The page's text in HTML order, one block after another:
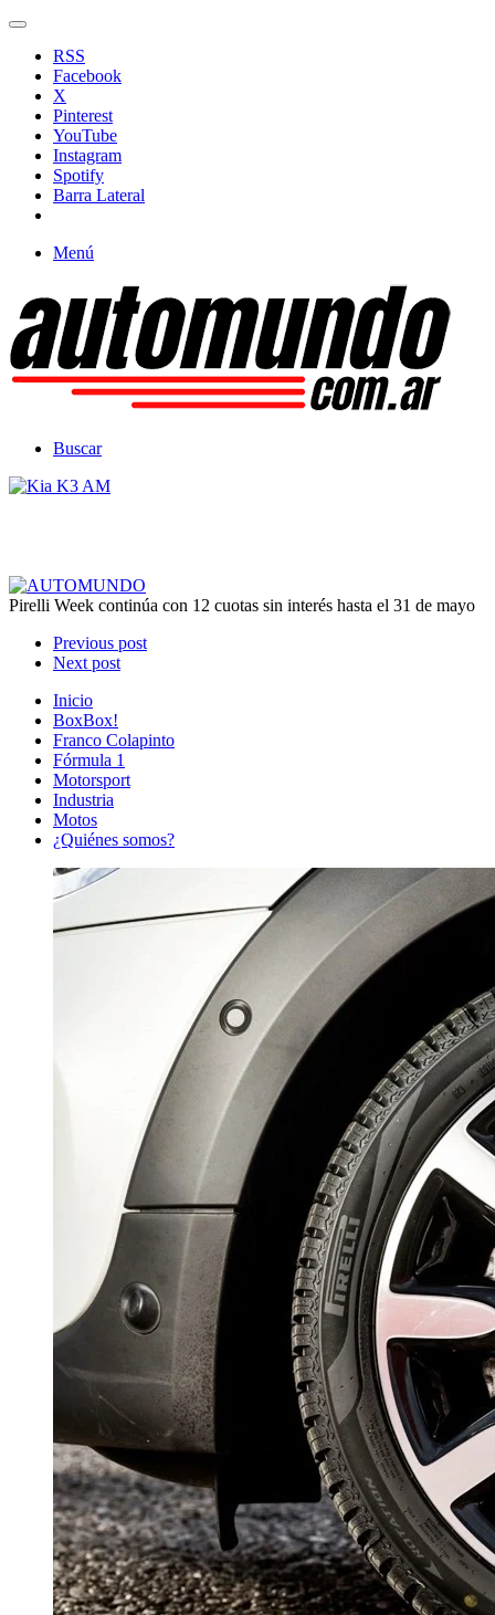
RSS
Facebook
X
Pinterest
YouTube
Instagram
Spotify
Barra Lateral
Menú
Buscar
Pirelli Week continúa con 12 cuotas sin interés hasta el 31 de mayo
Previous post
Next post
Inicio
BoxBox!
Franco Colapinto
Fórmula 1
Motorsport
Industria
Motos
¿Quiénes somos?